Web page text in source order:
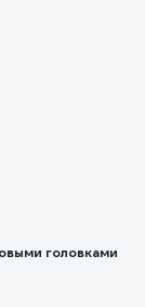
головками